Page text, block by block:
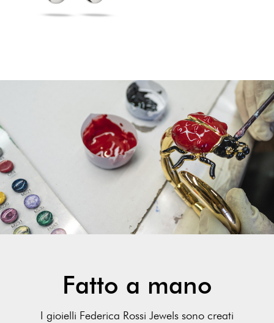
Fatto a mano
I gioielli Federica Rossi Jewels sono creati